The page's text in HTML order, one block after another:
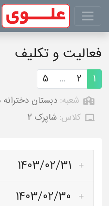
فعالیت و تکلیف
1
2
...
5
شعبه: دبستان دخترانه
کلاس: شاپرک 2
1403/02/31
1403/02/30